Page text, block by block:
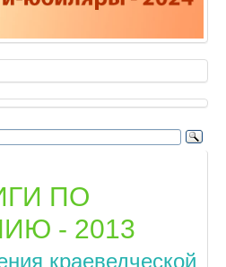
ПО
- 2013
краеведческой